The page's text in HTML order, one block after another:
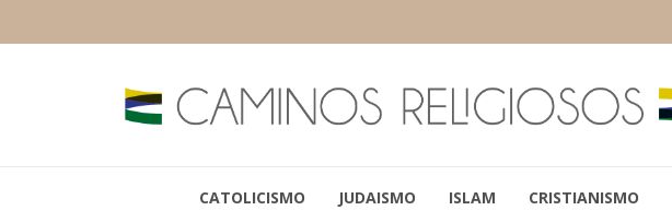
CATOLICISMO JUDAISMO ISLAM CRISTIANISMO